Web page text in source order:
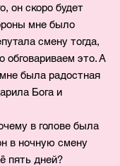
он скоро будет
мне было
смену тогда,
обговариваем это. А
была радостная
Бога и
в голове была
в ночную смену
пять дней?